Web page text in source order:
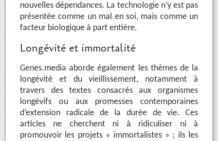
nouvelles dépendances. La technologie n’y est pas
présentée comme un mal en soi, mais comme un
facteur biologique à part entière.
Longévité et immortalité
Genes.media aborde également les thèmes de la
longévité et du vieillissement, notamment à
travers des textes consacrés aux organismes
longévifs ou aux promesses contemporaines
d’extension radicale de la durée de vie. Ces
articles ne cherchent ni à ridiculiser ni à
promouvoir les projets « immortalistes » ; ils les